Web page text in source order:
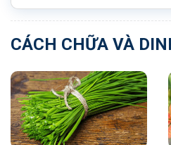
CÁCH CHỮA VÀ